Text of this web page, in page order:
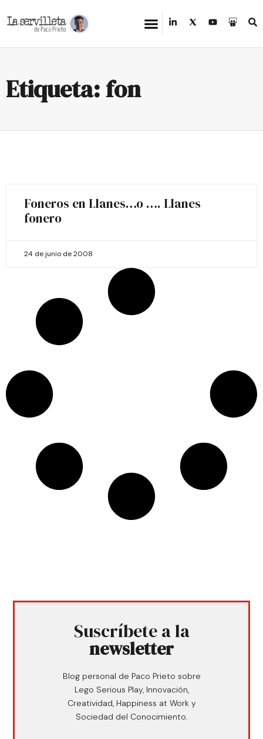
Etiqueta: fon
Foneros en Llanes…o …. Llanes
fonero
24 de junio de 2008
Suscríbete a la
newsletter
Blog personal de Paco Prieto sobre
Lego Serious Play, Innovación,
Creatividad, Happiness at Work y
Sociedad del Conocimiento.